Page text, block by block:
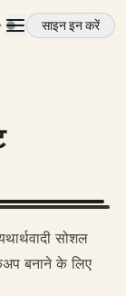
साइन इन करें
सोशल
बनाने के लिए